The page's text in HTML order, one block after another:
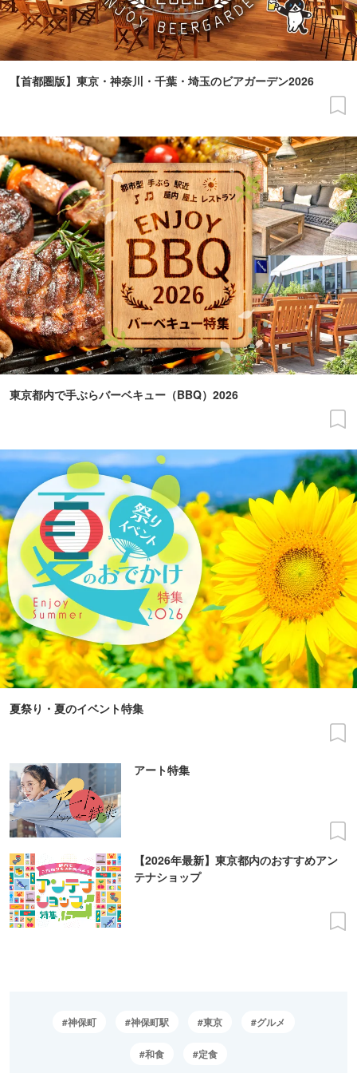
【首都圏版】東京・神奈川・千葉・埼玉のビアガーデン2026
東京都内で手ぶらバーベキュー（BBQ）2026
夏祭り・夏のイベント特集
アート特集
【2026年最新】東京都内のおすすめアン
テナショップ
神保町 神保町駅 東京 グルメ
和食 定食